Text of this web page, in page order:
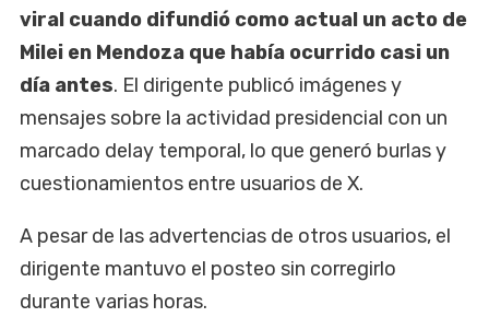
viral cuando difundió como actual un acto de
Milei en Mendoza que había ocurrido casi un
día antes. El dirigente publicó imágenes y
mensajes sobre la actividad presidencial con un
marcado delay temporal, lo que generó burlas y
cuestionamientos entre usuarios de X.
A pesar de las advertencias de otros usuarios, el
dirigente mantuvo el posteo sin corregirlo
durante varias horas.